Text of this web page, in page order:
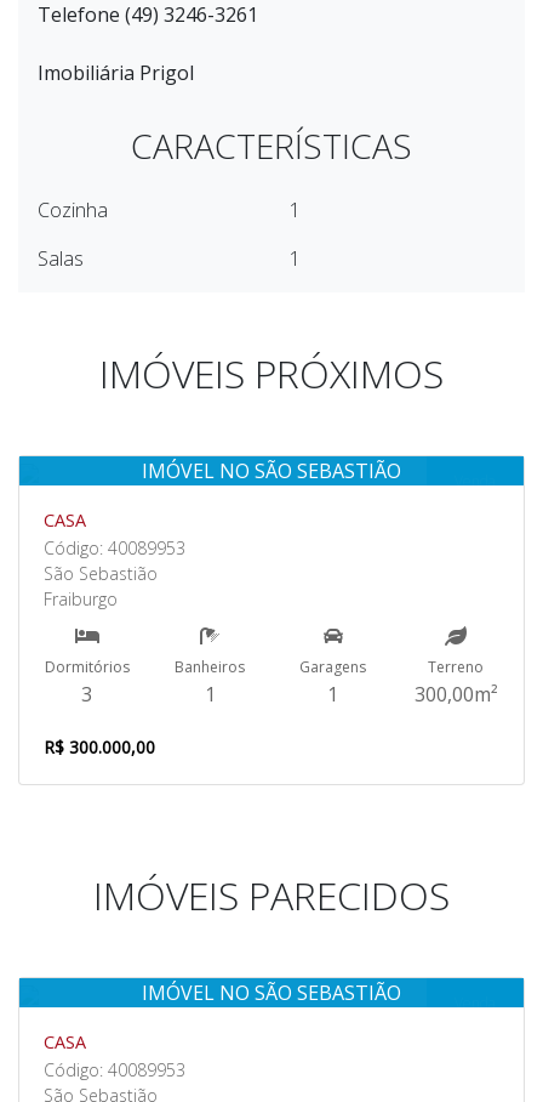
Telefone (49) 3246-3261
Imobiliária Prigol
CARACTERÍSTICAS
Cozinha
1
Salas
1
IMÓVEIS PRÓXIMOS
Venda
IMÓVEL NO SÃO SEBASTIÃO
CASA
Código: 40089953
São Sebastião
Fraiburgo
Dormitórios
3
Banheiros
1
Garagens
1
Terreno
300,00m²
R$ 300.000,00
IMÓVEIS PARECIDOS
Venda
IMÓVEL NO SÃO SEBASTIÃO
CASA
Código: 40089953
São Sebastião